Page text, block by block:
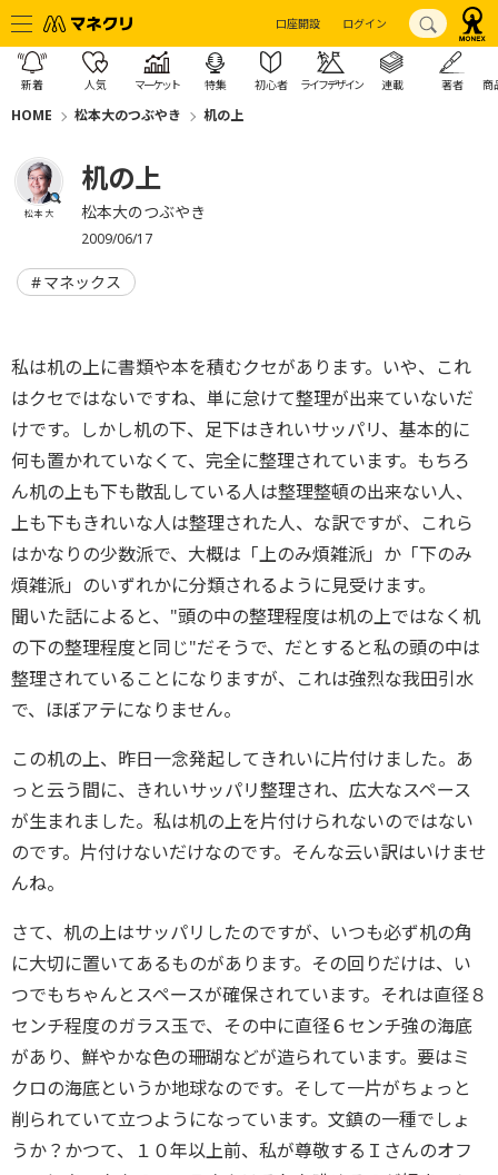
口座開設 ログイン
新着 人気 マーケット 特集 初心者 ライフデザイン 連載 著者 商
HOME 松本大のつぶやき 机の上
松本 大
机の上
松本大のつぶやき
2009/06/17
マネックス
私は机の上に書類や本を積むクセがあります。いや、これ
はクセではないですね、単に怠けて整理が出来ていないだ
けです。しかし机の下、足下はきれいサッパリ、基本的に
何も置かれていなくて、完全に整理されています。もちろ
ん机の上も下も散乱している人は整理整頓の出来ない人、
上も下もきれいな人は整理された人、な訳ですが、これら
はかなりの少数派で、大概は「上のみ煩雑派」か「下のみ
煩雑派」のいずれかに分類されるように見受けます。
聞いた話によると、"頭の中の整理程度は机の上ではなく机
の下の整理程度と同じ"だそうで、だとすると私の頭の中は
整理されていることになりますが、これは強烈な我田引水
で、ほぼアテになりません。
この机の上、昨日一念発起してきれいに片付けました。あ
っと云う間に、きれいサッパリ整理され、広大なスペース
が生まれました。私は机の上を片付けられないのではない
のです。片付けないだけなのです。そんな云い訳はいけませ
んね。
さて、机の上はサッパリしたのですが、いつも必ず机の角
に大切に置いてあるものがあります。その回りだけは、い
つでもちゃんとスペースが確保されています。それは直径８
センチ程度のガラス玉で、その中に直径６センチ強の海底
があり、鮮やかな色の珊瑚などが造られています。要はミ
クロの海底というか地球なのです。そして一片がちょっと
削られていて立つようになっています。文鎮の一種でしょ
うか？かつて、１０年以上前、私が尊敬するＩさんのオフ